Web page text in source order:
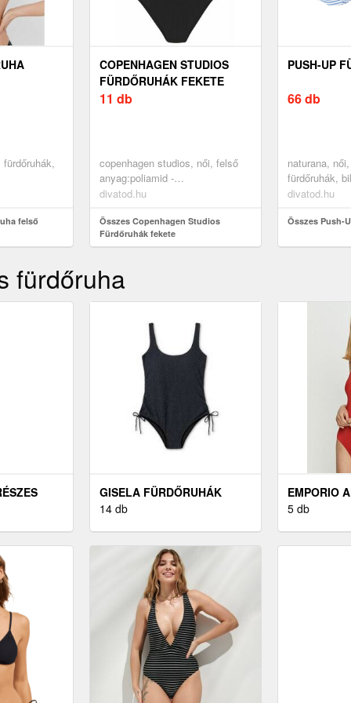
felső
COPENHAGEN STUDIOS
FÜRDŐRUHÁK FEKETE
11 db
copenhagen studios, női, felső
anyag:poliamid -
pa=79%,elasztán=21%;bélés:poliészter
fürdőruhák, egyrészes
fürdőruhák, merevítő nélküli
divatod.hu
Összes Copenhagen Studios
Fürdőruhák fekete
PUSH-UP
66 db
naturana,
fürdőruhák,
push-up
divatod.hu
Összes Push-
fürdőruha
GISELA FÜRDŐRUHÁK
FEKETE
14 db
EMPORIO
5 db